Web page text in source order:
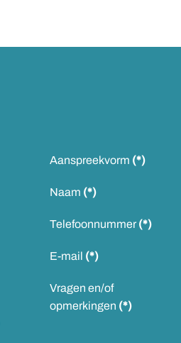
Aanspreekvorm (*)
Naam (*)
Telefoonnummer (*)
E-mail (*)
Vragen en/of
opmerkingen (*)